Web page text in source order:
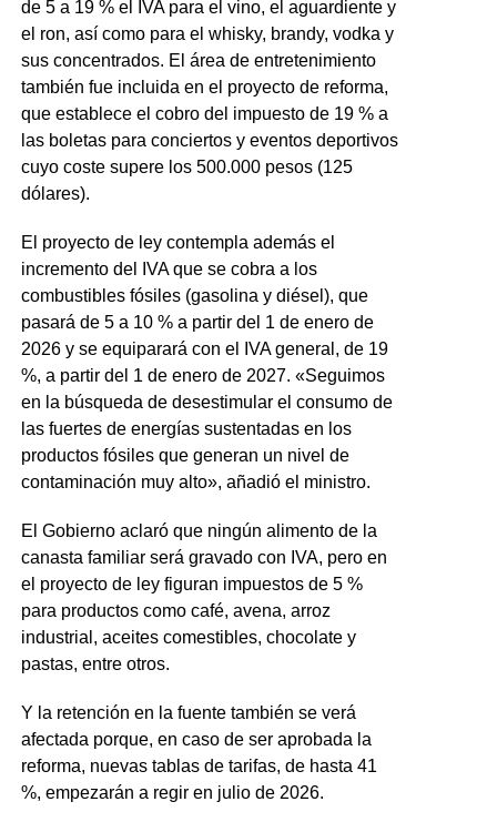
de 5 a 19 % el IVA para el vino, el aguardiente y
el ron, así como para el whisky, brandy, vodka y
sus concentrados. El área de entretenimiento
también fue incluida en el proyecto de reforma,
que establece el cobro del impuesto de 19 % a
las boletas para conciertos y eventos deportivos
cuyo coste supere los 500.000 pesos (125
dólares).
El proyecto de ley contempla además el
incremento del IVA que se cobra a los
combustibles fósiles (gasolina y diésel), que
pasará de 5 a 10 % a partir del 1 de enero de
2026 y se equiparará con el IVA general, de 19
%, a partir del 1 de enero de 2027. «Seguimos
en la búsqueda de desestimular el consumo de
las fuertes de energías sustentadas en los
productos fósiles que generan un nivel de
contaminación muy alto», añadió el ministro.
El Gobierno aclaró que ningún alimento de la
canasta familiar será gravado con IVA, pero en
el proyecto de ley figuran impuestos de 5 %
para productos como café, avena, arroz
industrial, aceites comestibles, chocolate y
pastas, entre otros.
Y la retención en la fuente también se verá
afectada porque, en caso de ser aprobada la
reforma, nuevas tablas de tarifas, de hasta 41
%, empezarán a regir en julio de 2026.